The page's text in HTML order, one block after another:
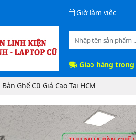
Giờ làm việc
Giao hàng trong
Ghế Cũ Giá Cao Tại HCM